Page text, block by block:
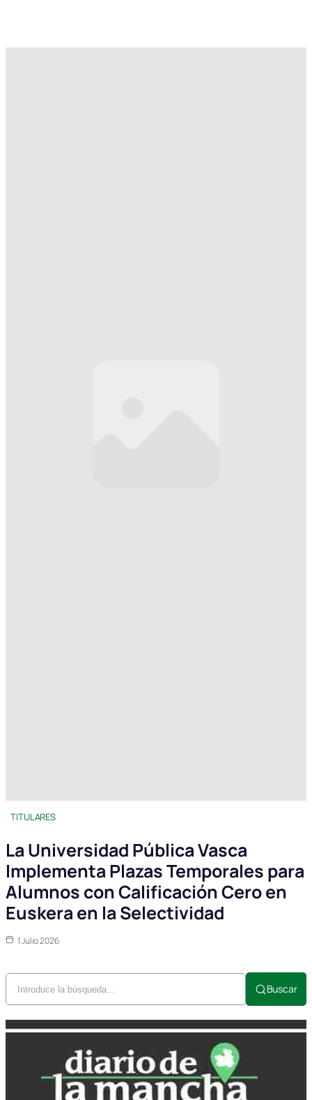
TITULARES
La Universidad Pública Vasca
Implementa Plazas Temporales para
Alumnos con Calificación Cero en
Euskera en la Selectividad
1 Julio 2026
Buscar